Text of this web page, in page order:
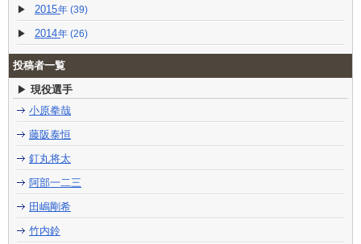
2015 (39)
2014 (26)
投稿者一覧
現役選手
小原拳哉
藤阪泰恒
釘丸将太
阿部一二三
田嶋剛希
竹内鈴